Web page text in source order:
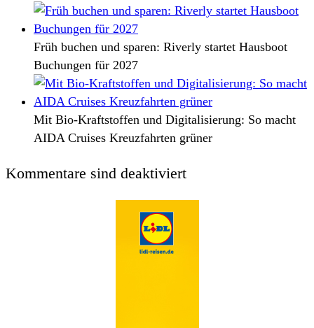
Früh buchen und sparen: Riverly startet Hausboot
Buchungen für 2027
Mit Bio-Kraftstoffen und Digitalisierung: So macht
AIDA Cruises Kreuzfahrten grüner
Kommentare sind deaktiviert